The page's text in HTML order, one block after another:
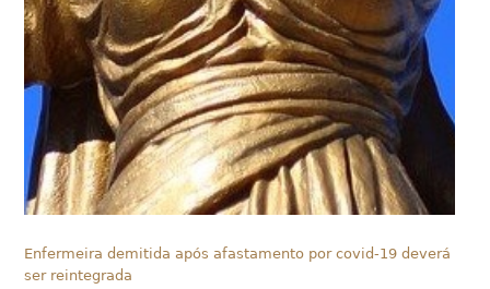
Enfermeira demitida após afastamento por covid-19 deverá
ser reintegrada